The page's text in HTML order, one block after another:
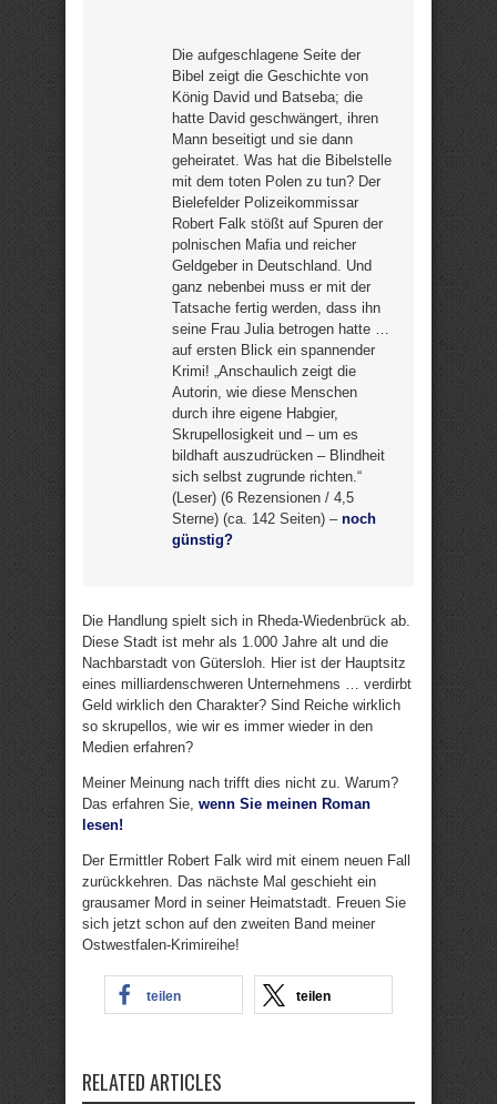
Die aufgeschlagene Seite der
Bibel zeigt die Geschichte von
König David und Batseba; die
hatte David geschwängert, ihren
Mann beseitigt und sie dann
geheiratet. Was hat die Bibelstelle
mit dem toten Polen zu tun? Der
Bielefelder Polizeikommissar
Robert Falk stößt auf Spuren der
polnischen Mafia und reicher
Geldgeber in Deutschland. Und
ganz nebenbei muss er mit der
Tatsache fertig werden, dass ihn
seine Frau Julia betrogen hatte …
auf ersten Blick ein spannender
Krimi! „Anschaulich zeigt die
Autorin, wie diese Menschen
durch ihre eigene Habgier,
Skrupellosigkeit und – um es
bildhaft auszudrücken – Blindheit
sich selbst zugrunde richten.“
(Leser) (6 Rezensionen / 4,5
Sterne) (ca. 142 Seiten) – noch
günstig?
Die Handlung spielt sich in Rheda-Wiedenbrück ab.
Diese Stadt ist mehr als 1.000 Jahre alt und die
Nachbarstadt von Gütersloh. Hier ist der Hauptsitz
eines milliardenschweren Unternehmens … verdirbt
Geld wirklich den Charakter? Sind Reiche wirklich
so skrupellos, wie wir es immer wieder in den
Medien erfahren?
Meiner Meinung nach trifft dies nicht zu. Warum?
Das erfahren Sie, wenn Sie meinen Roman
lesen!
Der Ermittler Robert Falk wird mit einem neuen Fall
zurückkehren. Das nächste Mal geschieht ein
grausamer Mord in seiner Heimatstadt. Freuen Sie
sich jetzt schon auf den zweiten Band meiner
Ostwestfalen-Krimireihe!
teilen teilen
RELATED ARTICLES